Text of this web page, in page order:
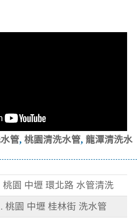
管, 桃園清洗水管, 龍潭清洗水
桃園 中壢 環北路 水管清洗
桃園 中壢 桂林街 洗水管